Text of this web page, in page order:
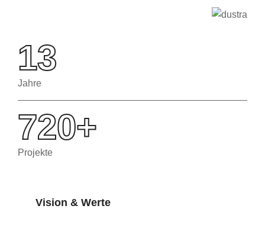
13
Jahre
720+
Projekte
Vision & Werte